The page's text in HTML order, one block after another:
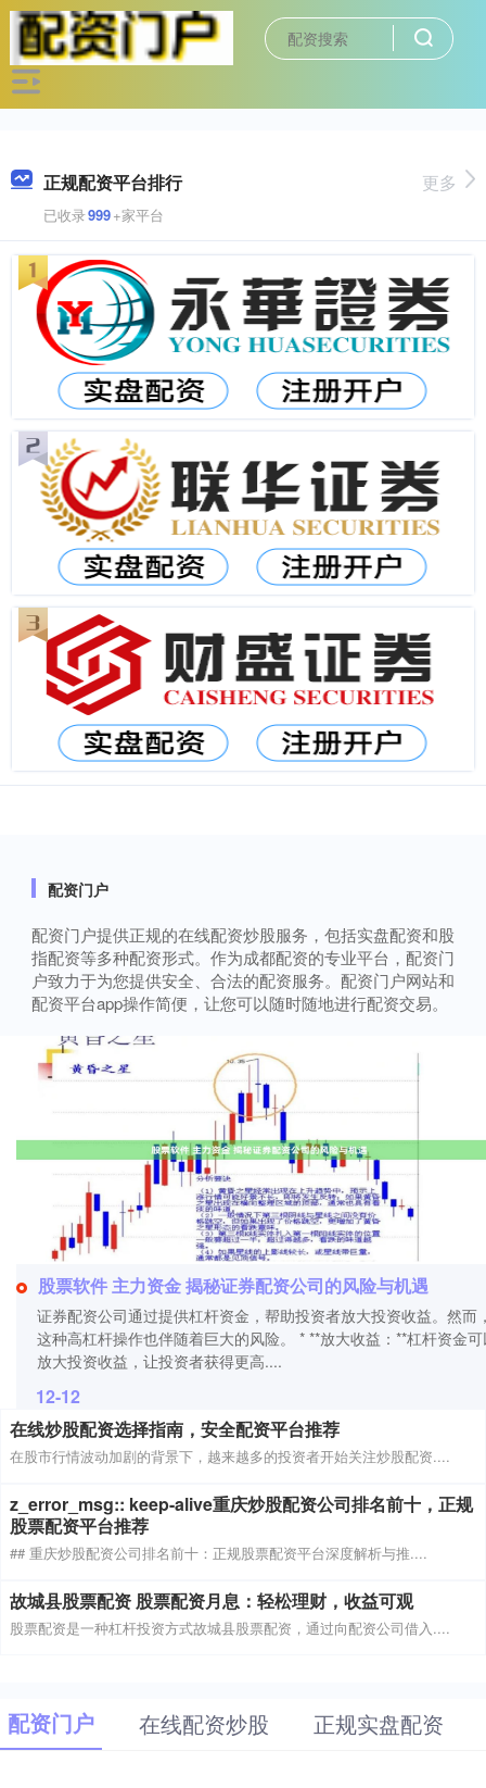
正规配资平台排行
已收录999+家平台
更多
配资门户
配资门户提供正规的在线配资炒股服务，包括实盘配资和股
指配资等多种配资形式。作为成都配资的专业平台，配资门
户致力于为您提供安全、合法的配资服务。配资门户网站和
配资平台app操作简便，让您可以随时随地进行配资交易。
股票软件 主力资金 揭秘证券配资公司的风险与机遇
证券配资公司通过提供杠杆资金，帮助投资者放大投资收益。然而
这种高杠杆操作也伴随着巨大的风险。 * **放大收益：**杠杆资金
放大投资收益，让投资者获得更高....
12-12
在线炒股配资选择指南，安全配资平台推荐
在股市行情波动加剧的背景下，越来越多的投资者开始关注炒股配资....
z_error_msg:: keep-alive重庆炒股配资公司排名前十，正规
股票配资平台推荐
## 重庆炒股配资公司排名前十：正规股票配资平台深度解析与推....
故城县股票配资 股票配资月息：轻松理财，收益可观
股票配资是一种杠杆投资方式故城县股票配资，通过向配资公司借入....
配资门户 在线配资炒股 正规实盘配资